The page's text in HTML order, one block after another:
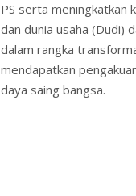
PS serta meningkatkan
dan dunia usaha (Dudi)
dalam rangka
mendapatkan
daya saing bangsa.